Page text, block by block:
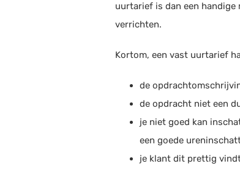
uurtarief is dan een
verrichten.
Kortom, een vast uurtarief
de
de opdracht niet een
je niet goed kan
een goede
je klant dit prettig